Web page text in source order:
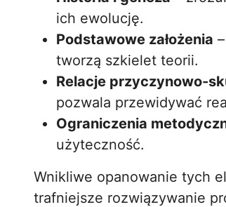
ich ewolucję.
Podstawowe założenia
tworzą szkielet teorii.
Relacje przyczynowo-
pozwala przewidywać
Ograniczenia
użyteczność.
Wnikliwe opanowanie tych
trafniejsze rozwiązywanie